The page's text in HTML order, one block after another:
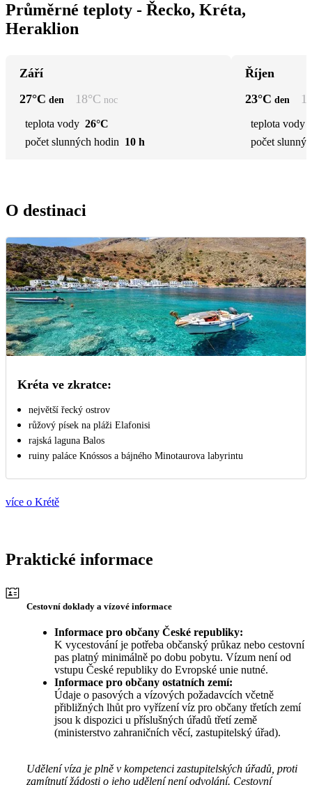
Průměrné teploty - Řecko, Kréta,
Heraklion
Září
27°C den 18°C noc
teplota vody 26°C
počet slunných hodin 10 h
Říjen
23°C den
teplota vody
počet
O destinaci
Kréta ve zkratce:
největší řecký ostrov
růžový písek na pláži Elafonisi
rajská laguna Balos
ruiny paláce Knóssos a bájného Minotaurova labyrintu
více o Krétě
Praktické informace
Cestovní doklady a vízové informace
Informace pro občany České republiky:
K vycestování je potřeba občanský průkaz nebo cestovní
pas platný minimálně po dobu pobytu. Vízum není od
vstupu České republiky do Evropské unie nutné.
Informace pro občany ostatních zemí:
Údaje o pasových a vízových požadavcích včetně
přibližných lhůt pro vyřízení víz pro občany třetích zemí
jsou k dispozici u příslušných úřadů třetí země
(ministerstvo zahraničních věcí, zastupitelský úřad).
Udělení víza je plně v kompetenci zastupitelských úřadů, proti
zamítnutí žádosti o jeho udělení není odvolání. Cestovní